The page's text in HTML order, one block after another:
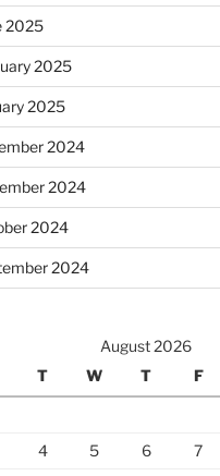
2025
2025
2025
2024
2024
2024
2024
August 2026
T W T F
4 5 6 7